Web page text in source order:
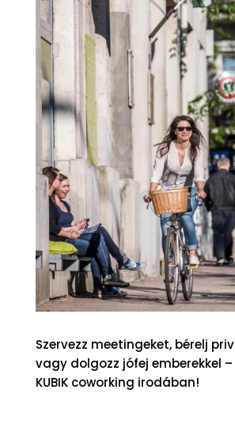
Szervezz meetingeket, bérelj
vagy dolgozz jófej emberekkel
KUBIK coworking irodában!